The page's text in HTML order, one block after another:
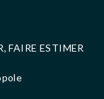
FAIRE ESTIMER